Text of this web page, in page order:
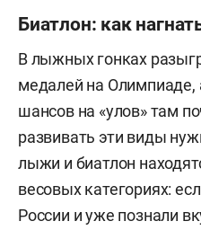
Биатлон: как
В лыжных гонках
медалей на Олимпиаде,
шансов на «улов» там
развивать эти виды
лыжи и биатлон
весовых категориях:
России и уже познали